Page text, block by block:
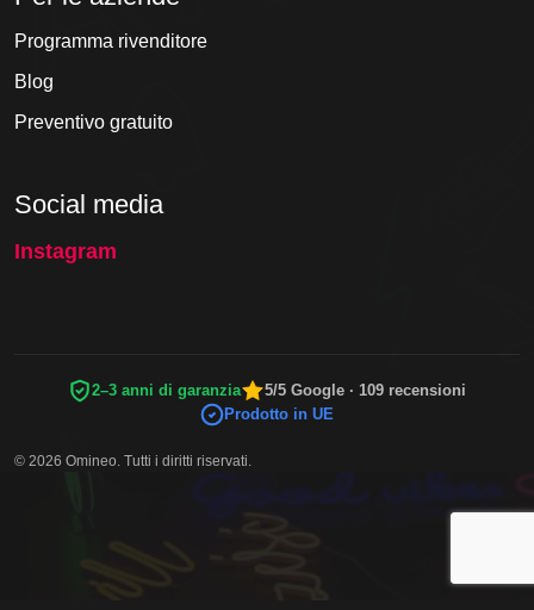
Programma rivenditore
Blog
Preventivo gratuito
Social media
Instagram
2–3 anni di garanzia
5/5 Google · 109 recensioni
Prodotto in UE
© 2026 Omineo. Tutti i diritti riservati.